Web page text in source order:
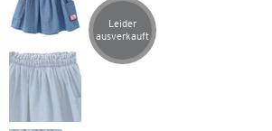
Artikel leider ausverkauft
Leider
ausverkauft